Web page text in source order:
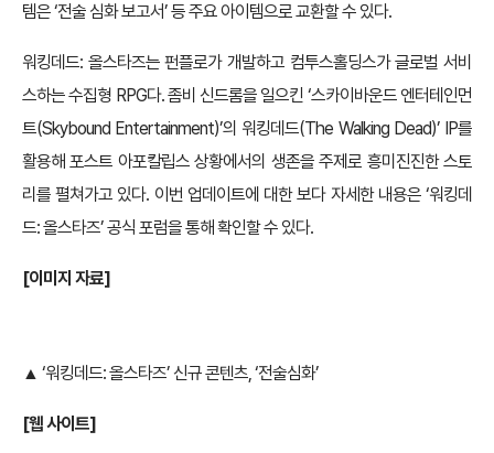
템은 ‘전술 심화 보고서’ 등 주요 아이템으로 교환할 수 있다.
워킹데드: 올스타즈는 펀플로가 개발하고 컴투스홀딩스가 글로벌 서비
스하는 수집형 RPG다. 좀비 신드롬을 일으킨 ‘스카이바운드 엔터테인먼
트(Skybound Entertainment)’의 워킹데드(The Walking Dead)’ IP를
활용해 포스트 아포칼립스 상황에서의 생존을 주제로 흥미진진한 스토
리를 펼쳐가고 있다. 이번 업데이트에 대한 보다 자세한 내용은 ‘워킹데
드: 올스타즈’ 공식 포럼을 통해 확인할 수 있다.
[이미지 자료]
▲ ‘워킹데드: 올스타즈’ 신규 콘텐츠, ‘전술심화’
[웹 사이트]